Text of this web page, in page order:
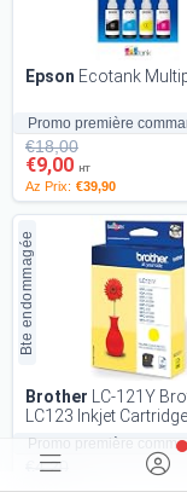
Promo première
Epson Ecotank
€18,00
€9,00 HT
Az Prix: €39,90
Bte endommagée
Promo première
Brother LC-121Y
LC123 Inkjet Cartridge
€4,20
€2,10HT